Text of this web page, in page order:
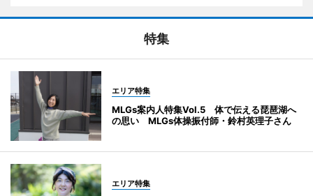
特集
エリア特集
MLGs案内人特集Vol.5 体で伝える琵琶湖へ
の思い MLGs体操振付師・鈴村英理子さん
エリア特集